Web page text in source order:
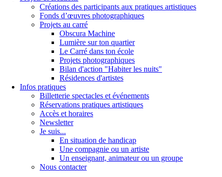
Créations des participants aux pratiques artistiques
Fonds d’œuvres photographiques
Projets au carré
Obscura Machine
Lumière sur ton quartier
Le Carré dans ton école
Projets photographiques
Bilan d'action "Habiter les nuits"
Résidences d'artistes
Infos pratiques
Billetterie spectacles et événements
Réservations pratiques artistiques
Accès et horaires
Newsletter
Je suis...
En situation de handicap
Une compagnie ou un artiste
Un enseignant, animateur ou un groupe
Nous contacter